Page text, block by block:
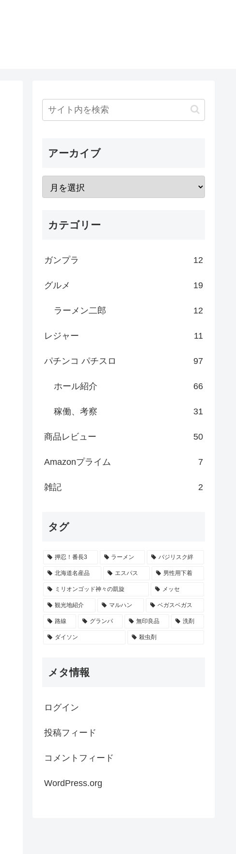
アーカイブ
カテゴリー
ガンプラ 12
グルメ 19
ラーメン二郎 12
レジャー 11
パチンコ パチスロ 97
ホール紹介 66
稼働、考察 31
商品レビュー 50
Amazonプライム 7
雑記 2
タグ
押忍！番長3 ラーメン バジリスク絆
北海道名産品 エスパス 男性用下着
ミリオンゴッド神々の凱旋 メッセ
観光地紹介 マルハン ベガスベガス
路線 グランパ 無印良品 洗剤
ダイソン 殺虫剤
メタ情報
ログイン
投稿フィード
コメントフィード
WordPress.org